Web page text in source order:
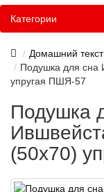
Категории
Домашний
Подушка для сна
упругая ПШЯ-57
Подушка
(50х70)